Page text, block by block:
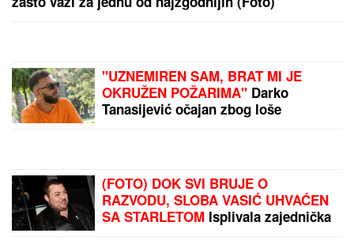
"NJU TREBA LEČITI"Marija Kulić se oglasila nakon